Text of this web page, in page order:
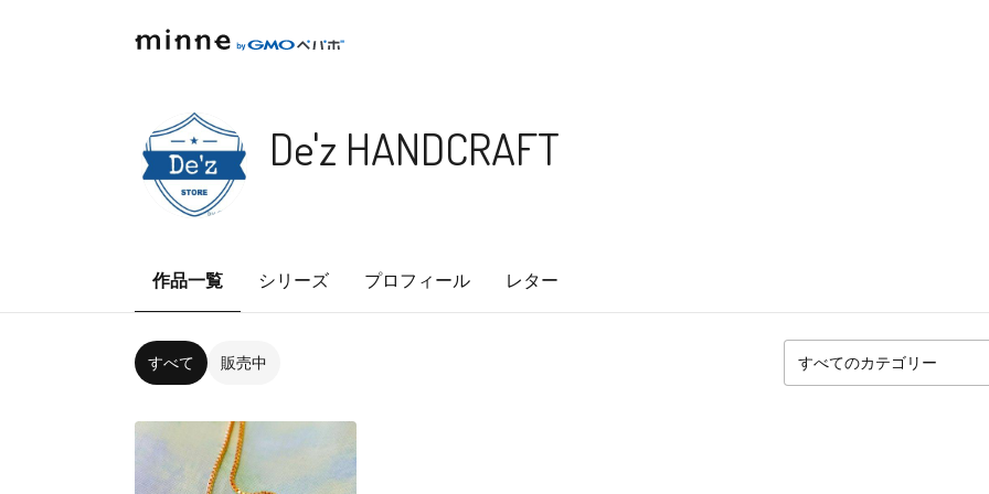
De'z HANDCRAFT
作品一覧 シリーズ プロフィール レター
すべて 販売中